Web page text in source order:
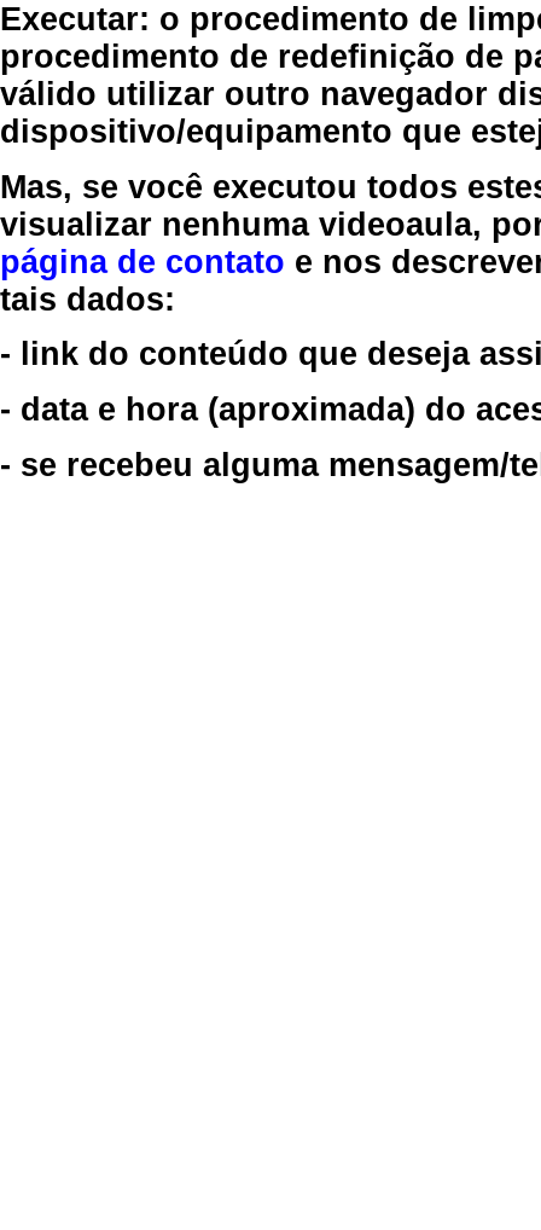
Executar: o procedimento de
procedimento de redefinição de
válido utilizar outro navegador
dispositivo/equipamento que
Mas, se você executou todos
visualizar nenhuma videoaula,
página de contato e nos
tais dados:
- link do conteúdo que deseja
- data e hora (aproximada) do
- se recebeu alguma mensagem/